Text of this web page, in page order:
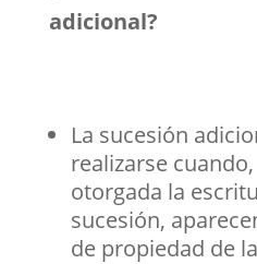
adicional?
La sucesión
realizarse
otorgada la
sucesión,
de propiedad de